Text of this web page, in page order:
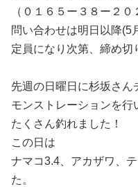
（０１６５ー３８ー２０
問い合わせは明日以降(5
定員になり次第、締め切
先週の日曜日に杉坂さ
モンストレーションを行
たくさん釣れました！
この日は
ナマコ3.4、アカザワ、
た。